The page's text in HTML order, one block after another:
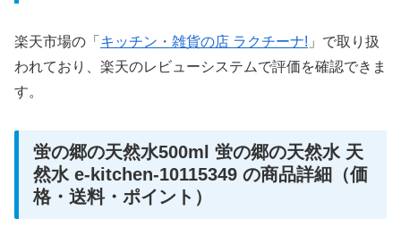
楽天市場の「 キッチン・雑貨の店 ラクチーナ! 」で取り扱
われており、楽天のレビューシステムで評価を確認できま
す。
蛍の郷の天然水500ml 蛍の郷の天然水 天
然水 e-kitchen-10115349 の商品詳細（価
格・送料・ポイント）